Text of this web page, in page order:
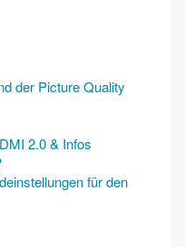
der Picture Quality
2.0 & Infos
für den